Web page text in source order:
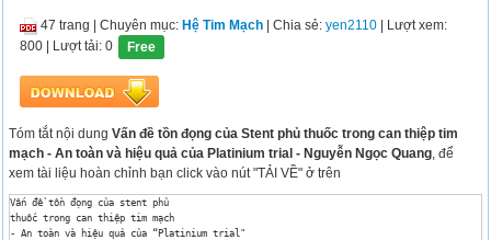
47 trang |Chuyên mục: Hệ Tim Mạch | Chia sẻ:yen2110 | Lượt xem:
800 | Lượt tải: 0 Free
Tóm tắt nội dungVấn đề tồn đọng của Stent phủ thuốc trong can thiệp tim
mạch - An toàn và hiệu quả của Platinium trial - Nguyễn Ngọc Quang, để
xem tài liệu hoàn chỉnh bạn click vào nút "TẢI VỀ" ở trên
Vấn đề tồn đọng của stent phủ
thuốc trong can thiệp tim mạch
- An toàn và hiệu quả của “Platinium trial"